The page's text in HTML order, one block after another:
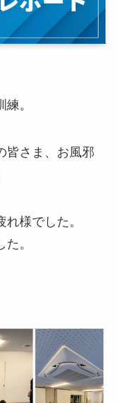
。
皆さま、お風邪
様でした。
。